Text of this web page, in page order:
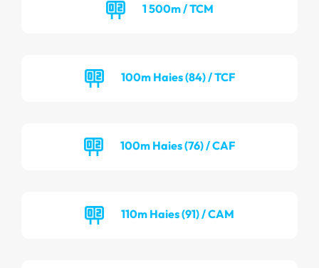
1 500m / TCM
100m Haies (84) / TCF
100m Haies (76) / CAF
110m Haies (91) / CAM